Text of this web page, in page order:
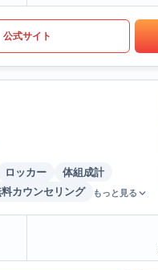
公式サイト
ロッカー
体組成計
カウンセリング もっと見る